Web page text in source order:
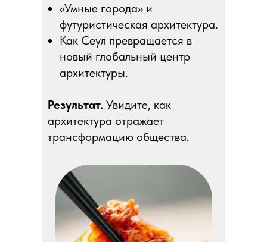
«Умные города» и
футуристическая архитектура.
Как Сеул превращается в
новый глобальный центр
архитектуры.
Результат. Увидите, как
архитектура отражает
трансформацию общества.